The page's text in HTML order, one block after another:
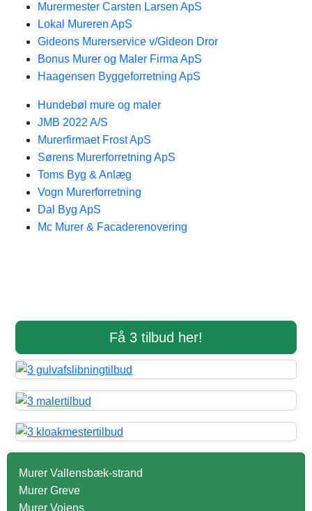
Murermester Carsten Larsen ApS
Lokal Mureren ApS
Gideons Murerservice v/Gideon Dror
Bonus Murer og Maler Firma ApS
Haagensen Byggeforretning ApS
Hundebøl mure og maler
JMB 2022 A/S
Murerfirmaet Frost ApS
Sørens Murerforretning ApS
Toms Byg & Anlæg
Vogn Murerforretning
Dal Byg ApS
Mc Murer & Facaderenovering
Få 3 tilbud her!
Murer Vallensbæk-strand
Murer Greve
Murer Vojens